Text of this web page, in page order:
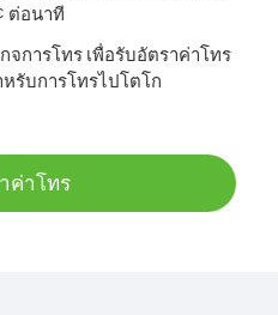
ต่อนาที
การโทร เพื่อรับอัตราค่าโทร
รับการโทรไปโตโก
ค่าโทร